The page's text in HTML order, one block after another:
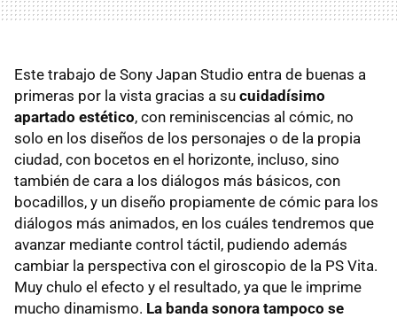
Este trabajo de Sony Japan Studio entra de buenas a
primeras por la vista gracias a su cuidadísimo
apartado estético, con reminiscencias al cómic, no
solo en los diseños de los personajes o de la propia
ciudad, con bocetos en el horizonte, incluso, sino
también de cara a los diálogos más básicos, con
bocadillos, y un diseño propiamente de cómic para los
diálogos más animados, en los cuáles tendremos que
avanzar mediante control táctil, pudiendo además
cambiar la perspectiva con el giroscopio de la PS Vita.
Muy chulo el efecto y el resultado, ya que le imprime
mucho dinamismo. La banda sonora tampoco se